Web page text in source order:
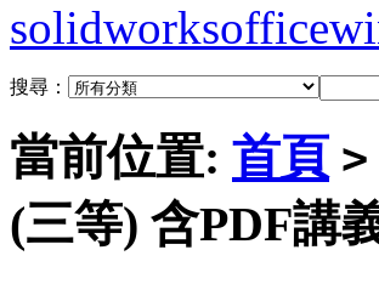
solidworksoffice
搜尋：
當前位置: 首頁 >
(三等) 含PDF講